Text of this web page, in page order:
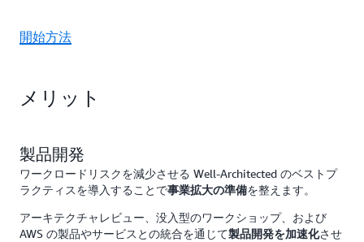
開始方法
メリット
製品開発
ワークロードリスクを減少させる Well-Architected のベストプ
ラクティスを導入することで事業拡大の準備を整えます。
アーキテクチャレビュー、没入型のワークショップ、および
AWS の製品やサービスとの統合を通じて製品開発を加速化させ